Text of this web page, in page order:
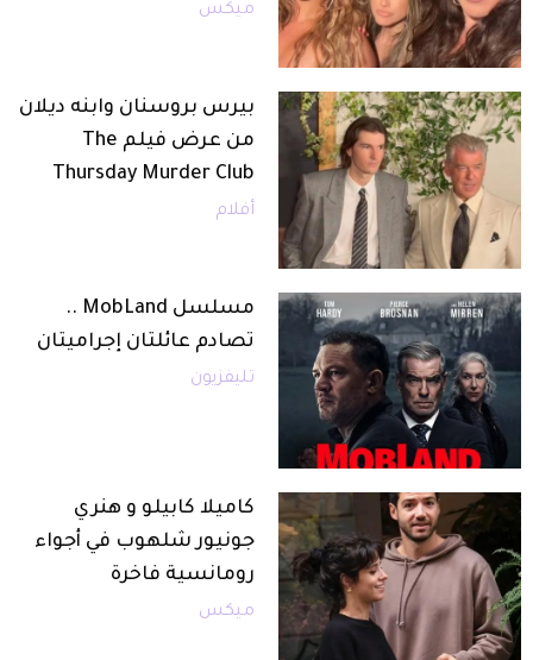
ميكس
بيرس بروسنان وابنه ديلان
من عرض فيلم The
Thursday Murder Club
أفلام
مسلسل MobLand ..
تصادم عائلتان إجراميتان
تليفزيون
كاميلا كابيلو و هنري
جونيور شلهوب في أجواء
رومانسية فاخرة
ميكس